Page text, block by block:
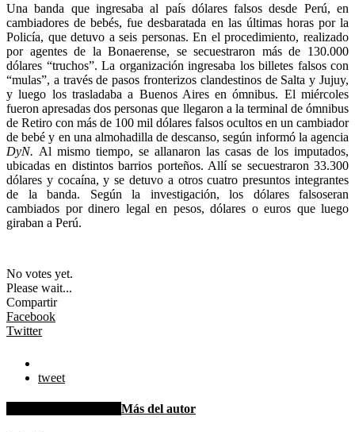
Una banda que ingresaba al país dólares falsos desde Perú, en
cambiadores de bebés, fue desbaratada en las últimas horas por la
Policía, que detuvo a seis personas. En el procedimiento, realizado
por agentes de la Bonaerense, se secuestraron más de 130.000
dólares “truchos”. La organización ingresaba los billetes falsos con
“mulas”, a través de pasos fronterizos clandestinos de Salta y Jujuy,
y luego los trasladaba a Buenos Aires en ómnibus. El miércoles
fueron apresadas dos personas que llegaron a la terminal de ómnibus
de Retiro con más de 100 mil dólares falsos ocultos en un cambiador
de bebé y en una almohadilla de descanso, según informó la agencia
DyN. Al mismo tiempo, se allanaron las casas de los imputados,
ubicadas en distintos barrios porteños. Allí se secuestraron 33.300
dólares y cocaína, y se detuvo a otros cuatro presuntos integrantes
de la banda. Según la investigación, los dólares falsoseran
cambiados por dinero legal en pesos, dólares o euros que luego
giraban a Perú.
No votes yet.
Please wait...
Compartir
Facebook
Twitter
tweet
Más del autor